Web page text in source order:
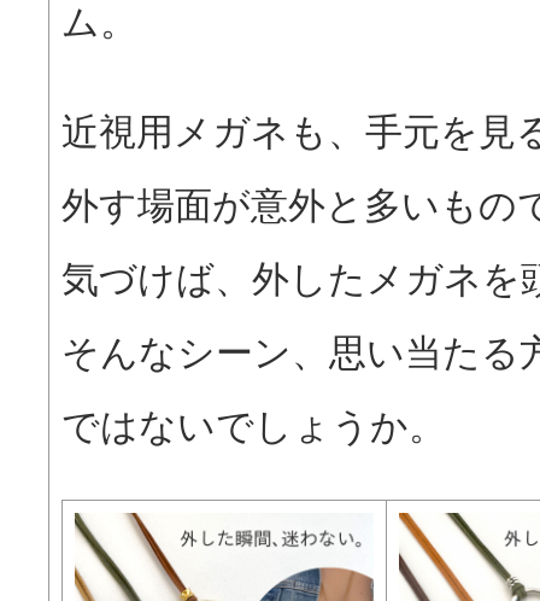
ム。
近視用メガネも、手元を見
外す場面が意外と多いもの
気づけば、外したメガネを
そんなシーン、思い当たる
ではないでしょうか。